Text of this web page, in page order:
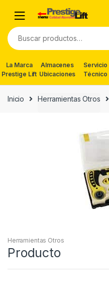
navigation
content
Buscar
por:
La Marca
Prestige Lift
Almacenes
Ubicaciones
Servicio
Técnico
Inicio Herramientas Otros
Herramientas Otros
Producto